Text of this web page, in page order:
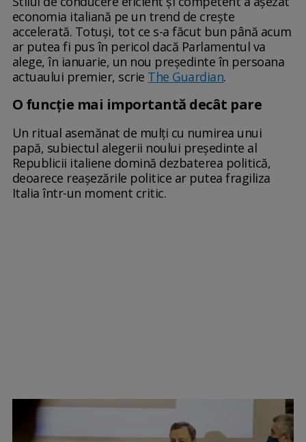
economia italiană pe un trend de crește
accelerată. Totuși, tot ce s-a făcut bun până acum
ar putea fi pus în pericol dacă Parlamentul va
alege, în ianuarie, un nou președinte în persoana
actuaului premier, scrie The Guardian.
O funcție mai importantă decât pare
Un ritual asemănat de mulți cu numirea unui
papă, subiectul alegerii noului președinte al
Republicii italiene domină dezbaterea politică,
deoarece reașezările politice ar putea fragiliza
Italia într-un moment critic.